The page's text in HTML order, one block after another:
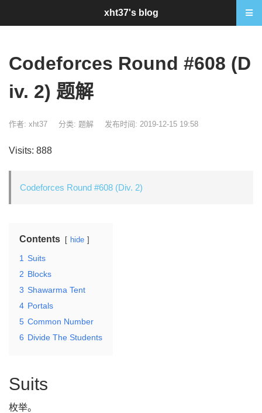
Codeforces Round #608 (D
iv. 2) 题解
作者: xht37 分类: 题解 发布时间: 2019-12-15 19:58
Visits: 888
Codeforces Round #608 (Div. 2)
Contents hide
1 Suits
2 Blocks
3 Shawarma Tent
4 Portals
5 Common Number
6 Divide The Students
Suits
枚举。
xht37's blog